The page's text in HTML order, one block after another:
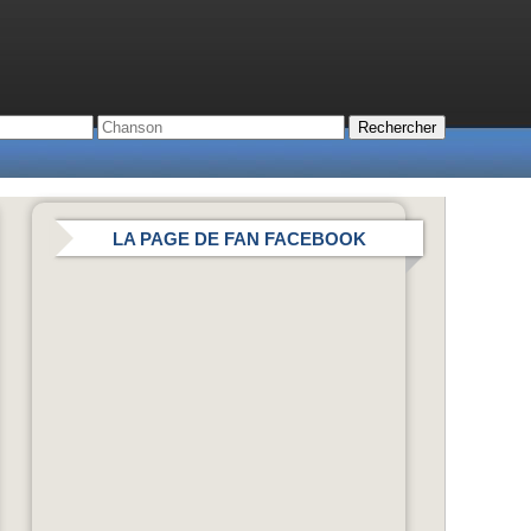
LA PAGE DE FAN FACEBOOK